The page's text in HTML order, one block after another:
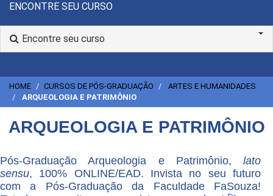
ENCONTRE SEU CURSO
Encontre seu curso
HOME CURSOS DE PÓS-GRADUAÇÃO
ARTES E HUMANIDADES
ARQUEOLOGIA E PATRIMÔNIO
ARQUEOLOGIA E PATRIMÔNIO
Pós-Graduação Arqueologia e Patrimônio, lato
sensu, 100% ONLINE/EAD. Invista no seu futuro
com a Pós-Graduação da Faculdade FaSouza!